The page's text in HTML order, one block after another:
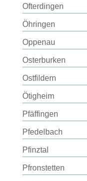
Ofterdingen
Öhringen
Oppenau
Osterburken
Ostfildern
Ötigheim
Pfäffingen
Pfedelbach
Pfinztal
Pfronstetten